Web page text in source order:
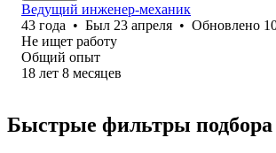
Ведущий инженер-механик
43 года • Был 23 апреля • Обновлено
Не ищет работу
Общий опыт
18 лет 8 месяцев
Быстрые фильтры подбора